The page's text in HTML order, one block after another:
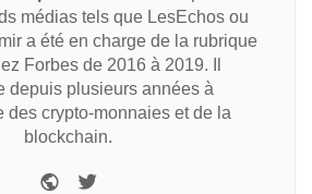
médias tels que LesEchos ou
a été en charge de la rubrique
Forbes de 2016 à 2019. Il
depuis plusieurs années à
des crypto-monnaies et de la
blockchain.